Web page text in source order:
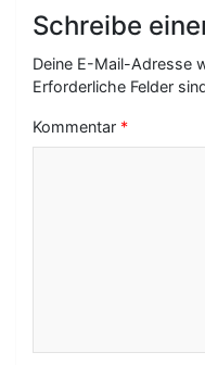
g
N
Schreibe
Deine E-Mail-Adresse
Erforderliche Felder
Kommentar *